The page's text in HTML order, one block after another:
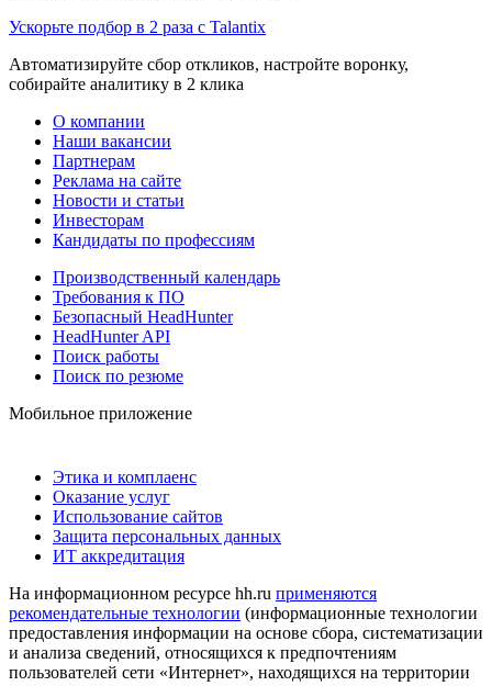
Ускорьте подбор в 2 раза с Talantix
Автоматизируйте сбор откликов, настройте воронку,
собирайте аналитику в 2 клика
О компании
Наши вакансии
Партнерам
Реклама на сайте
Новости и статьи
Инвесторам
Кандидаты по профессиям
Производственный календарь
Требования к ПО
Безопасный HeadHunter
HeadHunter API
Поиск работы
Поиск по резюме
Мобильное приложение
Этика и комплаенс
Оказание услуг
Использование сайтов
Защита персональных данных
ИТ аккредитация
На информационном ресурсе hh.ru применяются
рекомендательные технологии (информационные технологии
предоставления информации на основе сбора, систематизации
и анализа сведений, относящихся к предпочтениям
пользователей сети «Интернет», находящихся на территории